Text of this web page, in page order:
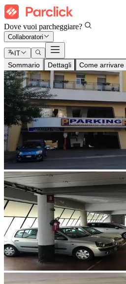
Dove vuoi parcheggiare?
Collaboratori
IT
Sommario Dettagli Come arrivare